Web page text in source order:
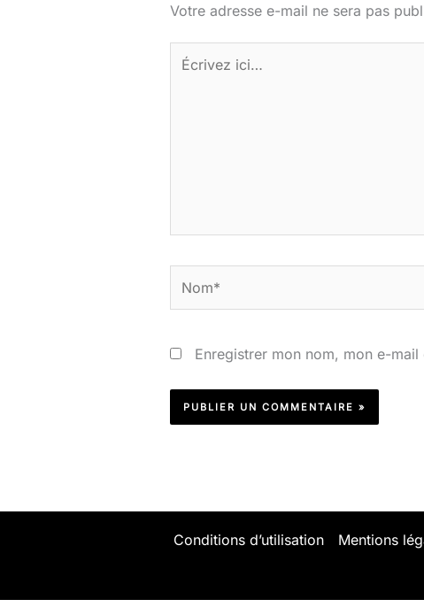
Votre adresse e-mail ne sera pas
ici…
Enregistrer mon nom, mon e-
Conditions d’utilisation Mentions